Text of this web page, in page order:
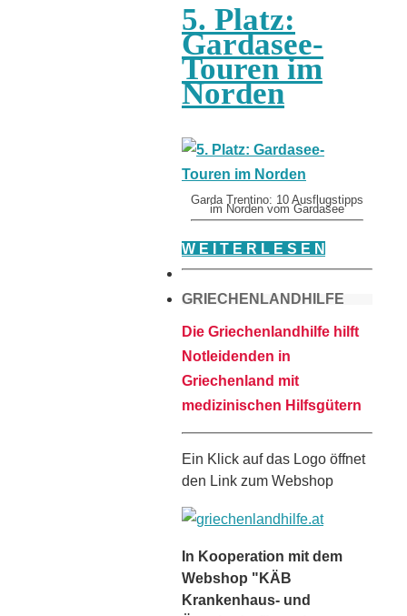
5. Platz:
Gardasee-
Touren im
Norden
Garda Trentino: 10 Ausflugstipps
im Norden vom Gardasee
W E I T E R L E S E N
GRIECHENLANDHILFE
Die Griechenlandhilfe hilft
Notleidenden in
Griechenland mit
medizinischen Hilfsgütern
Ein Klick auf das Logo öffnet
den Link zum Webshop
In Kooperation mit dem
Webshop "KÄB
Krankenhaus- und